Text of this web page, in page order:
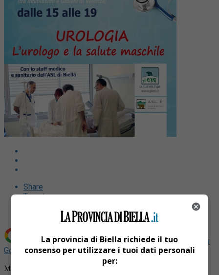
Share
Tweet
Aggiungi La Provincia di Biella come Fonte preferita su
Google
Martedì 7 luglio, “Gli Orsi” in collaborazione con l’Asl di
La provincia di Biella richiede il tuo
consenso per utilizzare i tuoi dati personali
per: